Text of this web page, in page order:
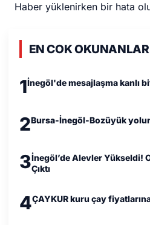
Haber yüklenirken bir hata
EN COK OKUNANLAR
1İnegöl'de mesajlaşma kanlı
2Bursa-İnegöl-Bozüyük
3İnegöl’de Alevler Yükseldi!
Çıktı
4ÇAYKUR kuru çay